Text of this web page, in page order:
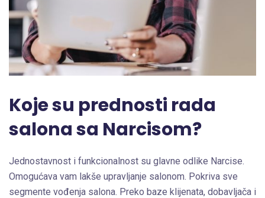
Koje su prednosti rada
salona sa Narcisom?
Jednostavnost i funkcionalnost su glavne odlike Narcise.
Omogućava vam lakše upravljanje salonom. Pokriva sve
segmente vođenja salona. Preko baze klijenata, dobavljača i